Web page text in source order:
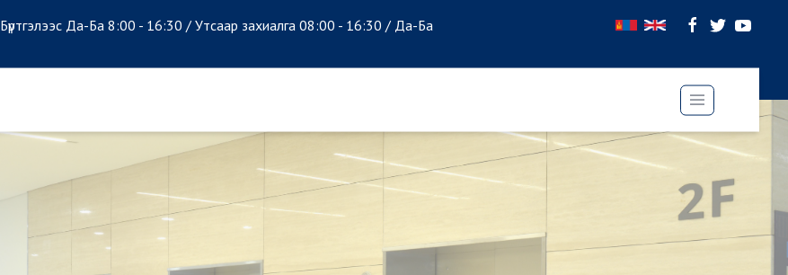
Бүртгэлээс Да-Ба 8:00 - 16:30 / Утсаар захиалга 08:00 - 16:30 / Да-Ба